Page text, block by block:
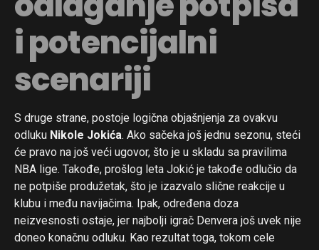
i potencijalni
scenariji
S druge strane, postoje logična objašnjenja za ovakvu
odluku Nikole Jokića. Ako sačeka još jednu sezonu, steći
će pravo na još veći ugovor, što je u skladu sa pravilima
NBA lige. Takođe, prošlog leta Jokić je takođe odlučio da
ne potpiše produžetak, što je izazvalo slične reakcije u
klubu i među navijačima. Ipak, određena doza
neizvesnosti ostaje, jer najbolji igrač Denvera još uvek nije
doneo konačnu odluku. Kao rezultat toga, tokom cele